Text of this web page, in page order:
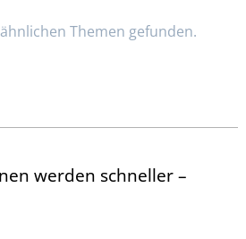
Themen gefunden.
werden schneller –